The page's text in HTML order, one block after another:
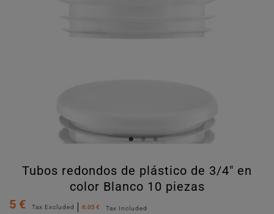
Tubos redondos de plástico de 3/4" en
color Blanco 10 piezas
5 €
Tax Excluded 6.05 €
Tax Included